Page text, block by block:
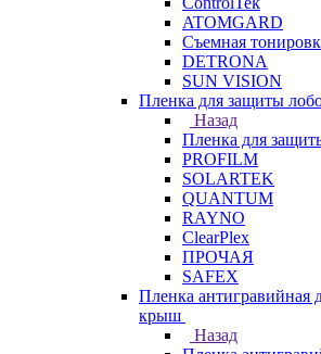
ATOMGARD
Съемная
DETRONA
SUN VISION
Пленка для защиты
Назад
Пленка для
PROFILM
SOLARTEK
QUANTUM
RAYNO
ClearPlex
ПРОЧАЯ
SAFEX
Пленка антигравийная
крыш
Назад